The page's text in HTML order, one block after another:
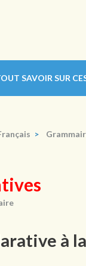
SAVOIR SUR
>
à